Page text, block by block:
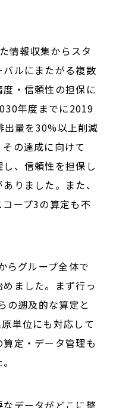
情報収集からスタ
ルにまたがる複数
・信頼性の担保に
年度までに2019
出量を30%以上削減
の達成に向けて
、信頼性を担保し
りました。また、
ープ3の算定も不
らグループ全体で
めました。まず行っ
の遡及的な算定と
単位にも対応して
定・データ管理も
データがどこに整